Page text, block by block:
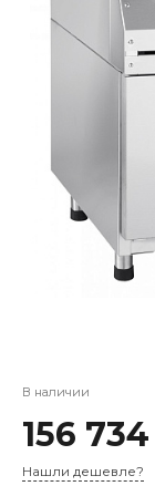
В наличии
156
Нашли дешевле?